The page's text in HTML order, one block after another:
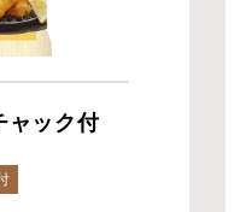
ャック付